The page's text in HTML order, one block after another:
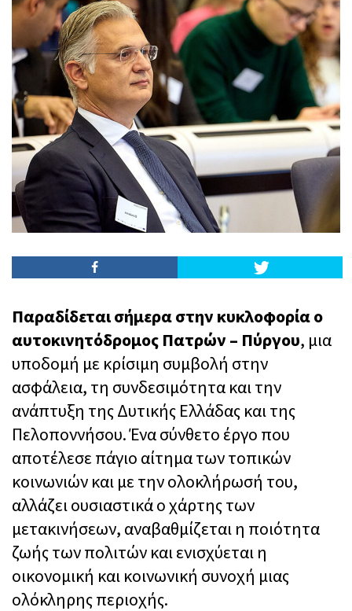
Παραδίδεται σήμερα στην κυκλοφορία ο
αυτοκινητόδρομος Πατρών – Πύργου, μια
υποδομή με κρίσιμη συμβολή στην
ασφάλεια, τη συνδεσιμότητα και την
ανάπτυξη της Δυτικής Ελλάδας και της
Πελοποννήσου. Ένα σύνθετο έργο που
αποτέλεσε πάγιο αίτημα των τοπικών
κοινωνιών και με την ολοκλήρωσή του,
αλλάζει ουσιαστικά ο χάρτης των
μετακινήσεων, αναβαθμίζεται η ποιότητα
ζωής των πολιτών και ενισχύεται η
οικονομική και κοινωνική συνοχή μιας
ολόκληρης περιοχής.